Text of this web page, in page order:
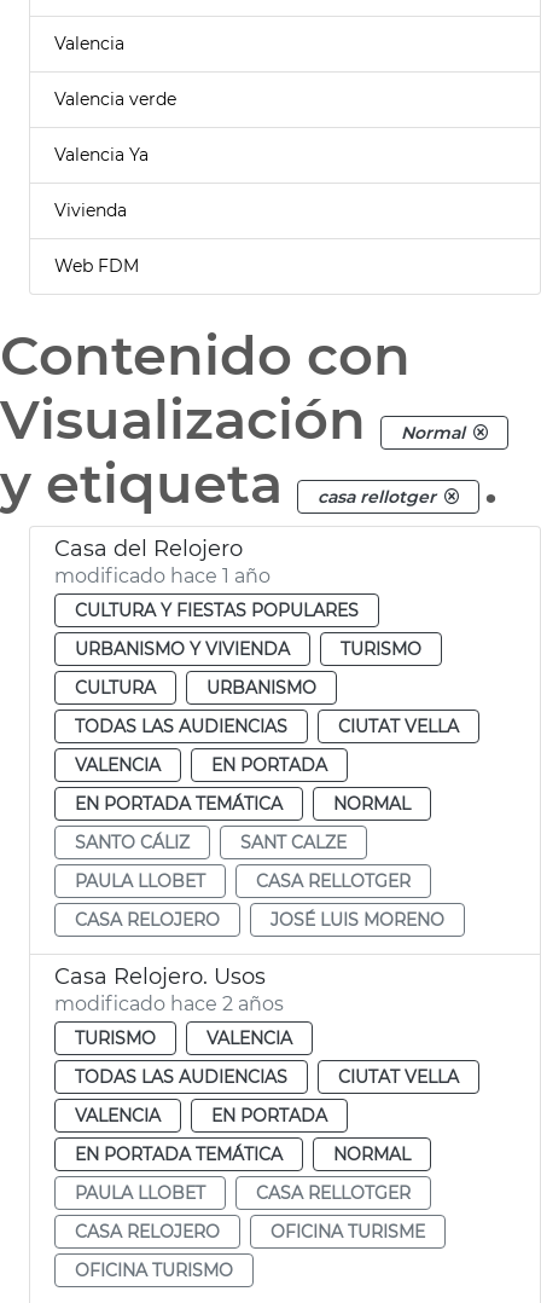
Valencia
Valencia verde
Valencia Ya
Vivienda
Web FDM
Contenido con
Visualización
Normal
y etiqueta casa rellotger .
Casa del Relojero
modificado hace 1 año
CULTURA Y FIESTAS POPULARES
URBANISMO Y VIVIENDA
TURISMO
CULTURA
URBANISMO
TODAS LAS AUDIENCIAS
CIUTAT VELLA
VALENCIA
EN PORTADA
EN PORTADA TEMÁTICA
NORMAL
SANTO CÁLIZ
SANT CALZE
PAULA LLOBET
CASA RELLOTGER
CASA RELOJERO
JOSÉ LUIS MORENO
Casa Relojero. Usos
modificado hace 2 años
TURISMO
VALENCIA
TODAS LAS AUDIENCIAS
CIUTAT VELLA
VALENCIA
EN PORTADA
EN PORTADA TEMÁTICA
NORMAL
PAULA LLOBET
CASA RELLOTGER
CASA RELOJERO
OFICINA TURISME
OFICINA TURISMO